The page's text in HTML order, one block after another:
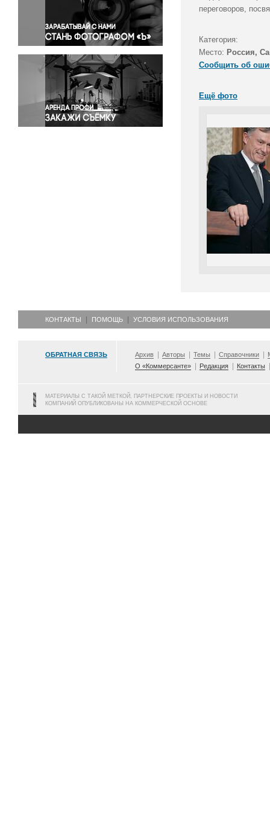
Правосудие
Происшествия и конфликты
Религия
Светская жизнь
Спорт
Экология
Экономика и бизнес
переговоров,
Категория:
Место: Россия,
Сообщить об
Ещё фото
КОНТАКТЫ ПОМОЩЬ УСЛОВИЯ ИСПОЛЬЗОВАНИЯ
ОБРАТНАЯ СВЯЗЬ Архив Авторы Темы Справочники
О «Коммерсанте»
Редакция Контакты
МАТЕРИАЛЫ С ТАКОЙ МЕТКОЙ, ПАРТНЕРСКИЕ ПРОЕКТЫ И НОВОСТИ
КОМПАНИЙ ОПУБЛИКОВАНЫ НА КОММЕРЧЕСКОЙ ОСНОВЕ